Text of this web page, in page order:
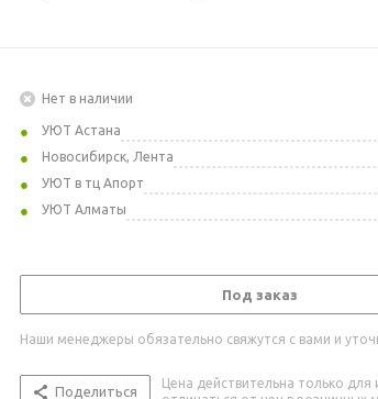
Нет в наличии
УЮТ Астана
Новосибирск, Лента
УЮТ в тц Апорт
УЮТ Алматы
Под заказ
Наши менеджеры обязательно свяжутся с вами и
Поделиться
Цена действительна только